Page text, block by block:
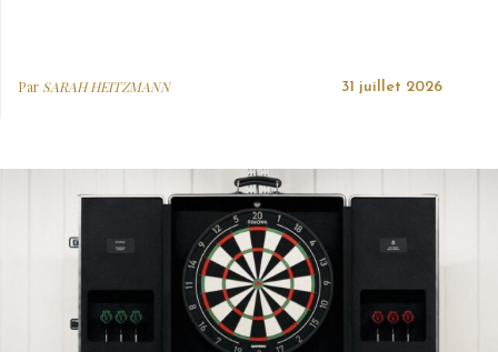
Par SARAH HEITZMANN 31 juillet 2026